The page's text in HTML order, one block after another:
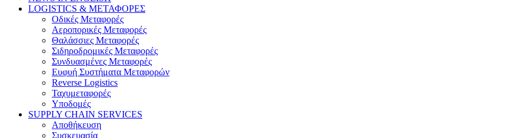
LOGISTICS & ΜΕΤΑΦΟΡΕΣ
Οδικές Μεταφορές
Αεροπορικές Μεταφορές
Θαλάσσιες Μεταφορές
Σιδηροδρομικές Μεταφορές
Συνδυασμένες Μεταφορές
Ευφυή Συστήματα Μεταφορών
Reverse Logistics
Ταχυμεταφορές
Υποδομές
SUPPLY CHAIN SERVICES
Αποθήκευση
Συσκευασία